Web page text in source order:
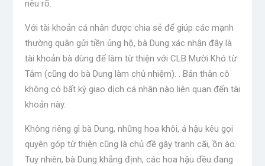
nêu rõ.
Với tài khoản cá nhân được chia sẻ để giúp các mạnh
thường quân gửi tiền ủng hộ, bà Dung xác nhận đây là
tài khoản bà dùng để làm từ thiện với CLB Mười Khó từ
Tâm (cũng do bà Dung làm chủ nhiệm). . Bản thân cô
không có bất kỳ giao dịch cá nhân nào liên quan đến tài
khoản này.
Không riêng gì bà Dung, những hoa khôi, á hậu kêu gọi
quyên góp từ thiện cũng là chủ đề gây tranh cãi, ồn ào.
Tuy nhiên, bà Dung khẳng định, các hoa hậu đều đang